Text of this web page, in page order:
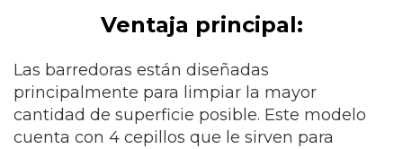
Ventaja principal:
Las barredoras están diseñadas
principalmente para limpiar la mayor
cantidad de superficie posible. Este modelo
cuenta con 4 cepillos que le sirven para